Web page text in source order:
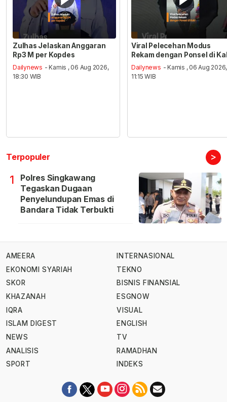
Zulhas Jelaskan Anggaran
Rp3 M per Kopdes
Dailynews - Kamis , 06 Aug 2026,
18:30 WIB
Viral Pelecehan Modus
Rekam dengan Ponsel di
Dailynews - Kamis , 06 Aug 2026,
11:15 WIB
Terpopuler >
1
Polres Singkawang
Tegaskan Dugaan
Penyelundupan Emas di
Bandara Tidak Terbukti
AMEERA
EKONOMI SYARIAH
SKOR
KHAZANAH
IQRA
ISLAM DIGEST
NEWS
ANALISIS
SPORT
INTERNASIONAL
TEKNO
BISNIS FINANSIAL
ESGNOW
VISUAL
ENGLISH
TV
RAMADHAN
INDEKS